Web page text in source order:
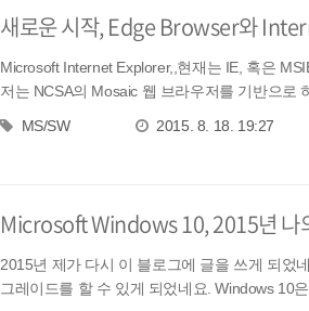
새로운 시작, Edge Browser와
Microsoft Internet Explorer,,현재는 IE, 혹은
저는 NCSA의 Mosaic 웹 브라우저를 기반으로
MS/SW
2015. 8. 18. 19:27
Microsoft Windows 10, 2015년 나
2015년 제가 다시 이 블로그에 글을 쓰게 되었
그레이드를 할 수 있게 되었네요. Windows 10